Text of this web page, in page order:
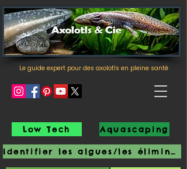
Le guide expert pour des axolotls en pleine santé
Low Tech Aquascaping
Identifier les algues/les éliminer